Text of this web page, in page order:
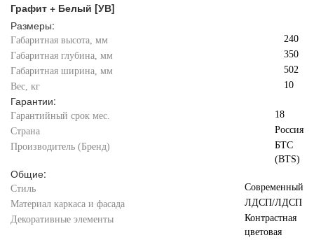
Графит + Белый [УВ]
Размеры:
Габаритная высота, мм
240
Габаритная глубина, мм
350
Габаритная ширина, мм
502
Вес, кг
10
Гарантии:
Гарантийный срок мес.
18
Страна
Россия
Производитель (Бренд)
БТС
(BTS)
Общие:
Стиль
Современный
Материал каркаса и фасада
ЛДСП/ЛДСП
Декоративные элементы
Контрастная
цветовая